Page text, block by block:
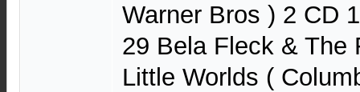
Warner Bros ) 2 CD
29 Bela Fleck & The
Little Worlds (